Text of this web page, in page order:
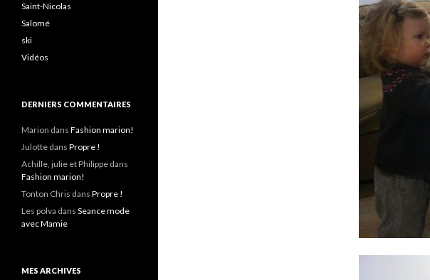
Saint-Nicolas
Salomé
ski
Vidéos
DERNIERS COMMENTAIRES
Marion dans Fashion marion!
Julotte dans Propre !
Achille, julie et Philippe dans
Fashion marion!
Tonton Chris dans Propre !
Les polva dans Seance mode
avec Mamie
MES ARCHIVES